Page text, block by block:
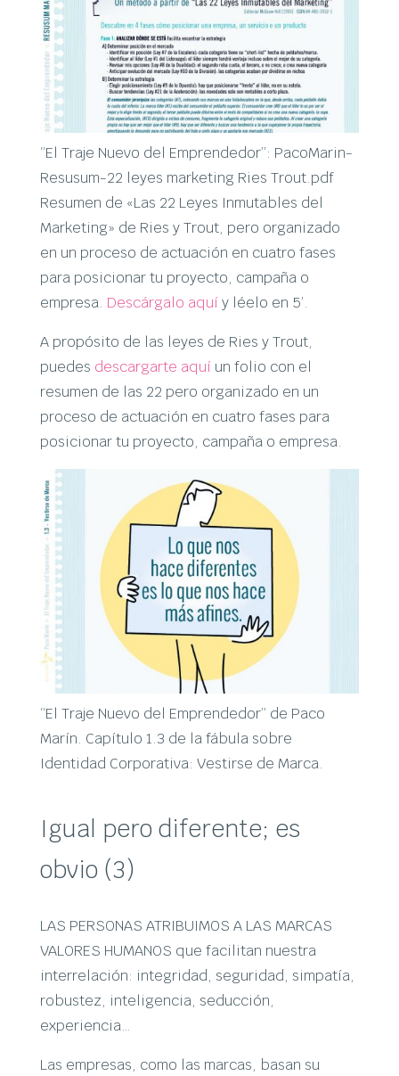
“El Traje Nuevo del Emprendedor”: PacoMarin-
Resusum-22 leyes marketing Ries Trout.pdf
Resumen de «Las 22 Leyes Inmutables del
Marketing» de Ries y Trout, pero organizado
en un proceso de actuación en cuatro fases
para posicionar tu proyecto, campaña o
empresa. Descárgalo aquí y léelo en 5’.
A propósito de las leyes de Ries y Trout,
puedes descargarte aquí un folio con el
resumen de las 22 pero organizado en un
proceso de actuación en cuatro fases para
posicionar tu proyecto, campaña o empresa.
“El Traje Nuevo del Emprendedor” de Paco
Marín. Capítulo 1.3 de la fábula sobre
Identidad Corporativa: Vestirse de Marca.
Igual pero diferente; es
obvio (3)
LAS PERSONAS ATRIBUIMOS A LAS MARCAS
VALORES HUMANOS que facilitan nuestra
interrelación: integridad, seguridad, simpatía,
robustez, inteligencia, seducción,
experiencia…
Las empresas, como las marcas, basan su